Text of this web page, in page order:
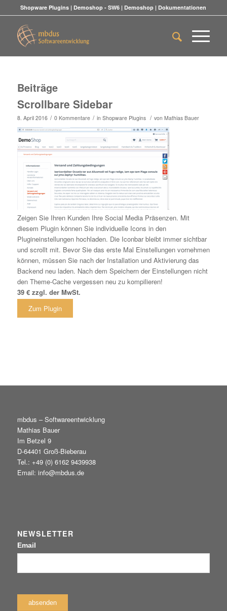
Shopware Plugins | Demoshop - SW6 | Demoshop | Dokumentationen
Beiträge
Scrollbare Sidebar
8. April 2016 / 0 Kommentare / in Shopware Plugins / von Mathias Bauer
Zeigen Sie Ihren Kunden Ihre Social Media Präsenzen. Mit
diesem Plugin können Sie individuelle Icons in den
Plugineinstellungen hochladen. Die Iconbar bleibt immer sichtbar
und scrollt mit. Bevor Sie das erste Mal Einstellungen vornehmen
können, müssen Sie nach der Installation und Aktivierung das
Backend neu laden. Nach dem Speichern der Einstellungen nicht
den Theme-Cache vergessen neu zu kompilieren!
39 € zzgl. der MwSt.
Zum Plugin
mbdus – Softwareentwicklung
Mathias Bauer
Im Betzel 9
D-64401 Groß-Bieberau
Tel.: +49 (0) 6162 9439938
Email: info@mbdus.de
NEWSLETTER
Email